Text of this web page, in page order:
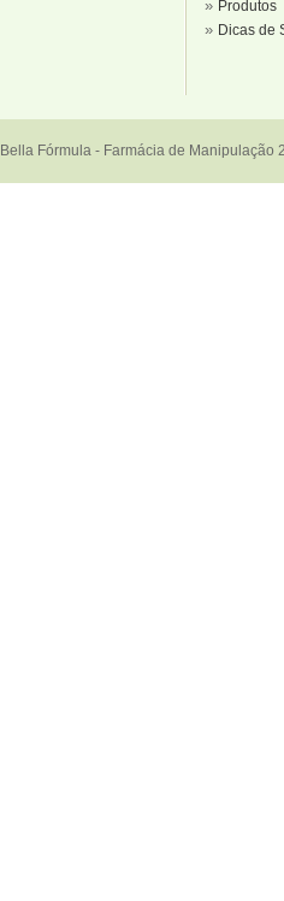
» Produtos
» Dicas de
Bella Fórmula - Farmácia de Manipulação